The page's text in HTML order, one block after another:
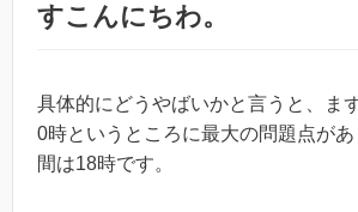
すこんにちわ。
具体的にどうやばいかと言うと、ま
0時というところに最大の問題点が
間は18時です。